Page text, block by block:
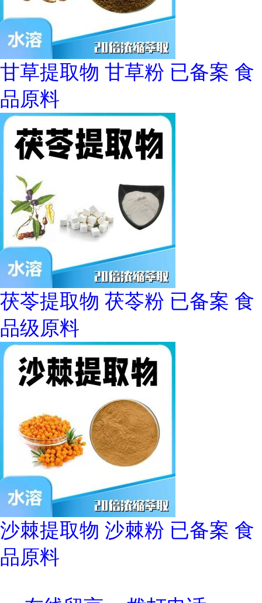
甘草提取物 甘草粉 已备案 食
品原料
茯苓提取物 茯苓粉 已备案 食
品级原料
沙棘提取物 沙棘粉 已备案 食
品原料